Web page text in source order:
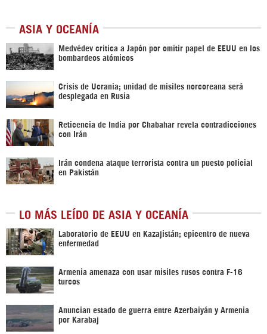
ASIA Y OCEANÍA
Medvédev critica a Japón por omitir papel de EEUU en los
bombardeos atómicos
Crisis de Ucrania; unidad de misiles norcoreana será
desplegada en Rusia
Reticencia de India por Chabahar revela contradicciones
con Irán
Irán condena ataque terrorista contra un puesto policial
en Pakistán
LO MÁS LEÍDO DE ASIA Y OCEANÍA
Laboratorio de EEUU en Kazajistán; epicentro de nueva
enfermedad
Armenia amenaza con usar misiles rusos contra F-16
turcos
Anuncian estado de guerra entre Azerbaiyán y Armenia
por Karabaj